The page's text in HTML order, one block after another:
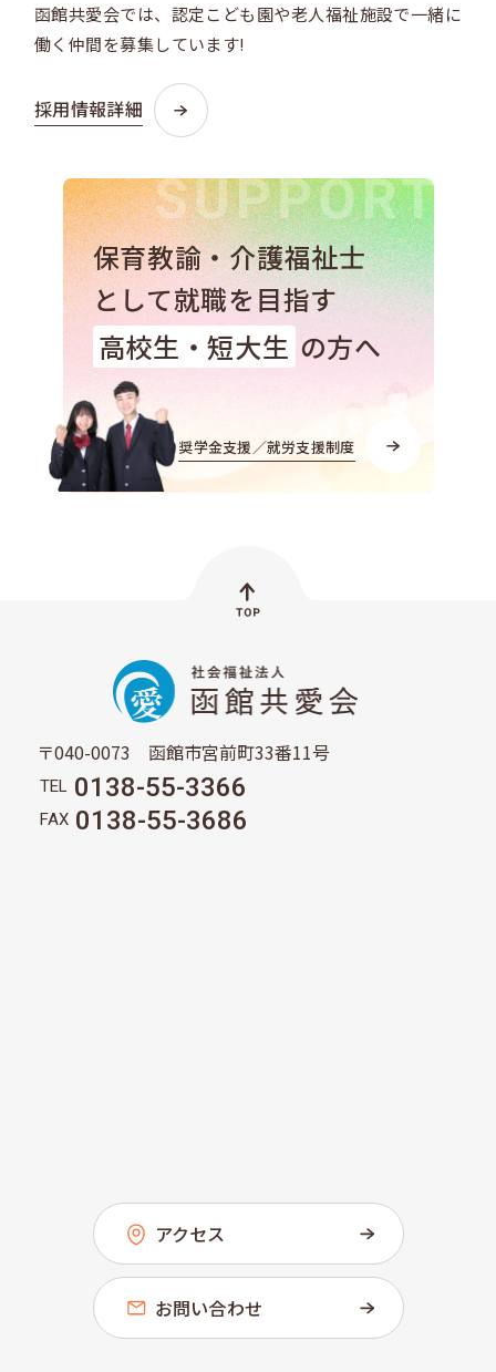
函館共愛会では、認定こども園や老人福祉施設で一緒に
働く仲間を募集しています!
採用情報詳細
保育教諭・介護福祉士
として就職を目指す
高校生・短大生 の方へ
奨学金支援／就労支援制度
〒040-0073 函館市宮前町33番11号
TEL 0138-55-3366
FAX 0138-55-3686
アクセス
お問い合わせ